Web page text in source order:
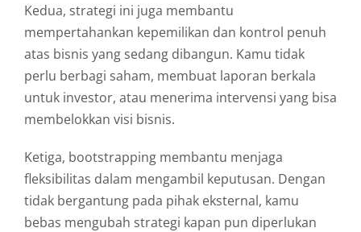
Kedua, strategi ini juga membantu
mempertahankan kepemilikan dan kontrol penuh
atas bisnis yang sedang dibangun. Kamu tidak
perlu berbagi saham, membuat laporan berkala
untuk investor, atau menerima intervensi yang bisa
membelokkan visi bisnis.
Ketiga, bootstrapping membantu menjaga
fleksibilitas dalam mengambil keputusan. Dengan
tidak bergantung pada pihak eksternal, kamu
bebas mengubah strategi kapan pun diperlukan